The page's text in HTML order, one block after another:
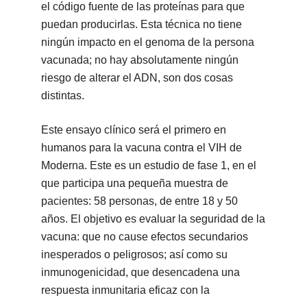
el código fuente de las proteínas para que
puedan producirlas. Esta técnica no tiene
ningún impacto en el genoma de la persona
vacunada; no hay absolutamente ningún
riesgo de alterar el ADN, son dos cosas
distintas.
Este ensayo clínico será el primero en
humanos para la vacuna contra el VIH de
Moderna. Este es un estudio de fase 1, en el
que participa una pequeña muestra de
pacientes: 58 personas, de entre 18 y 50
años. El objetivo es evaluar la seguridad de la
vacuna: que no cause efectos secundarios
inesperados o peligrosos; así como su
inmunogenicidad, que desencadena una
respuesta inmunitaria eficaz con la